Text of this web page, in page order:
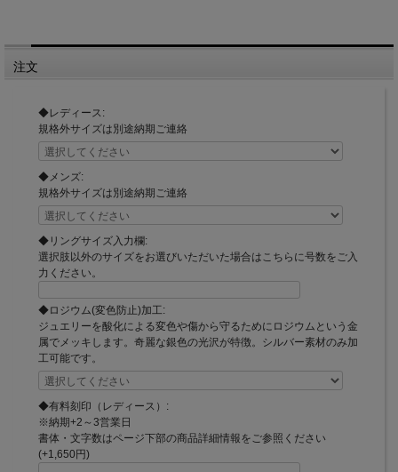
注文
◆レディース:
規格外サイズは別途納期ご連絡
◆メンズ:
規格外サイズは別途納期ご連絡
◆リングサイズ入力欄:
選択肢以外のサイズをお選びいただいた場合はこちらに号数をご入
力ください。
◆ロジウム(変色防止)加工:
ジュエリーを酸化による変色や傷から守るためにロジウムという金
属でメッキします。奇麗な銀色の光沢が特徴。シルバー素材のみ加
工可能です。
◆有料刻印（レディース）:
※納期+2～3営業日
書体・文字数はページ下部の商品詳細情報をご参照ください
(+1,650円)